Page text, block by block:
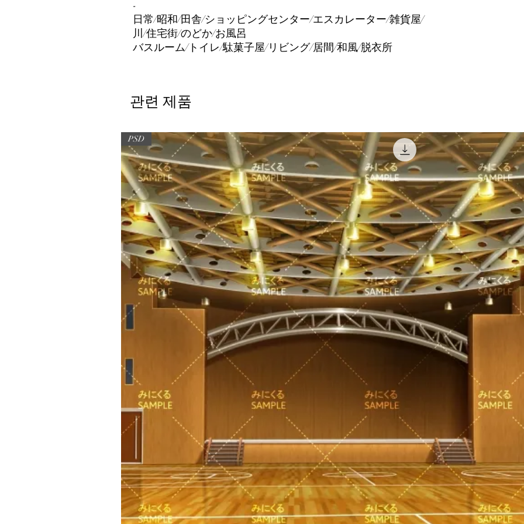
-
日常/昭和/田舎/ショッピングセンター/エスカレーター/雑貨屋/
川/住宅街/のどか/お風呂
バスルーム/トイレ/駄菓子屋/リビング/居間/和風/脱衣所
관련 제품
PSD